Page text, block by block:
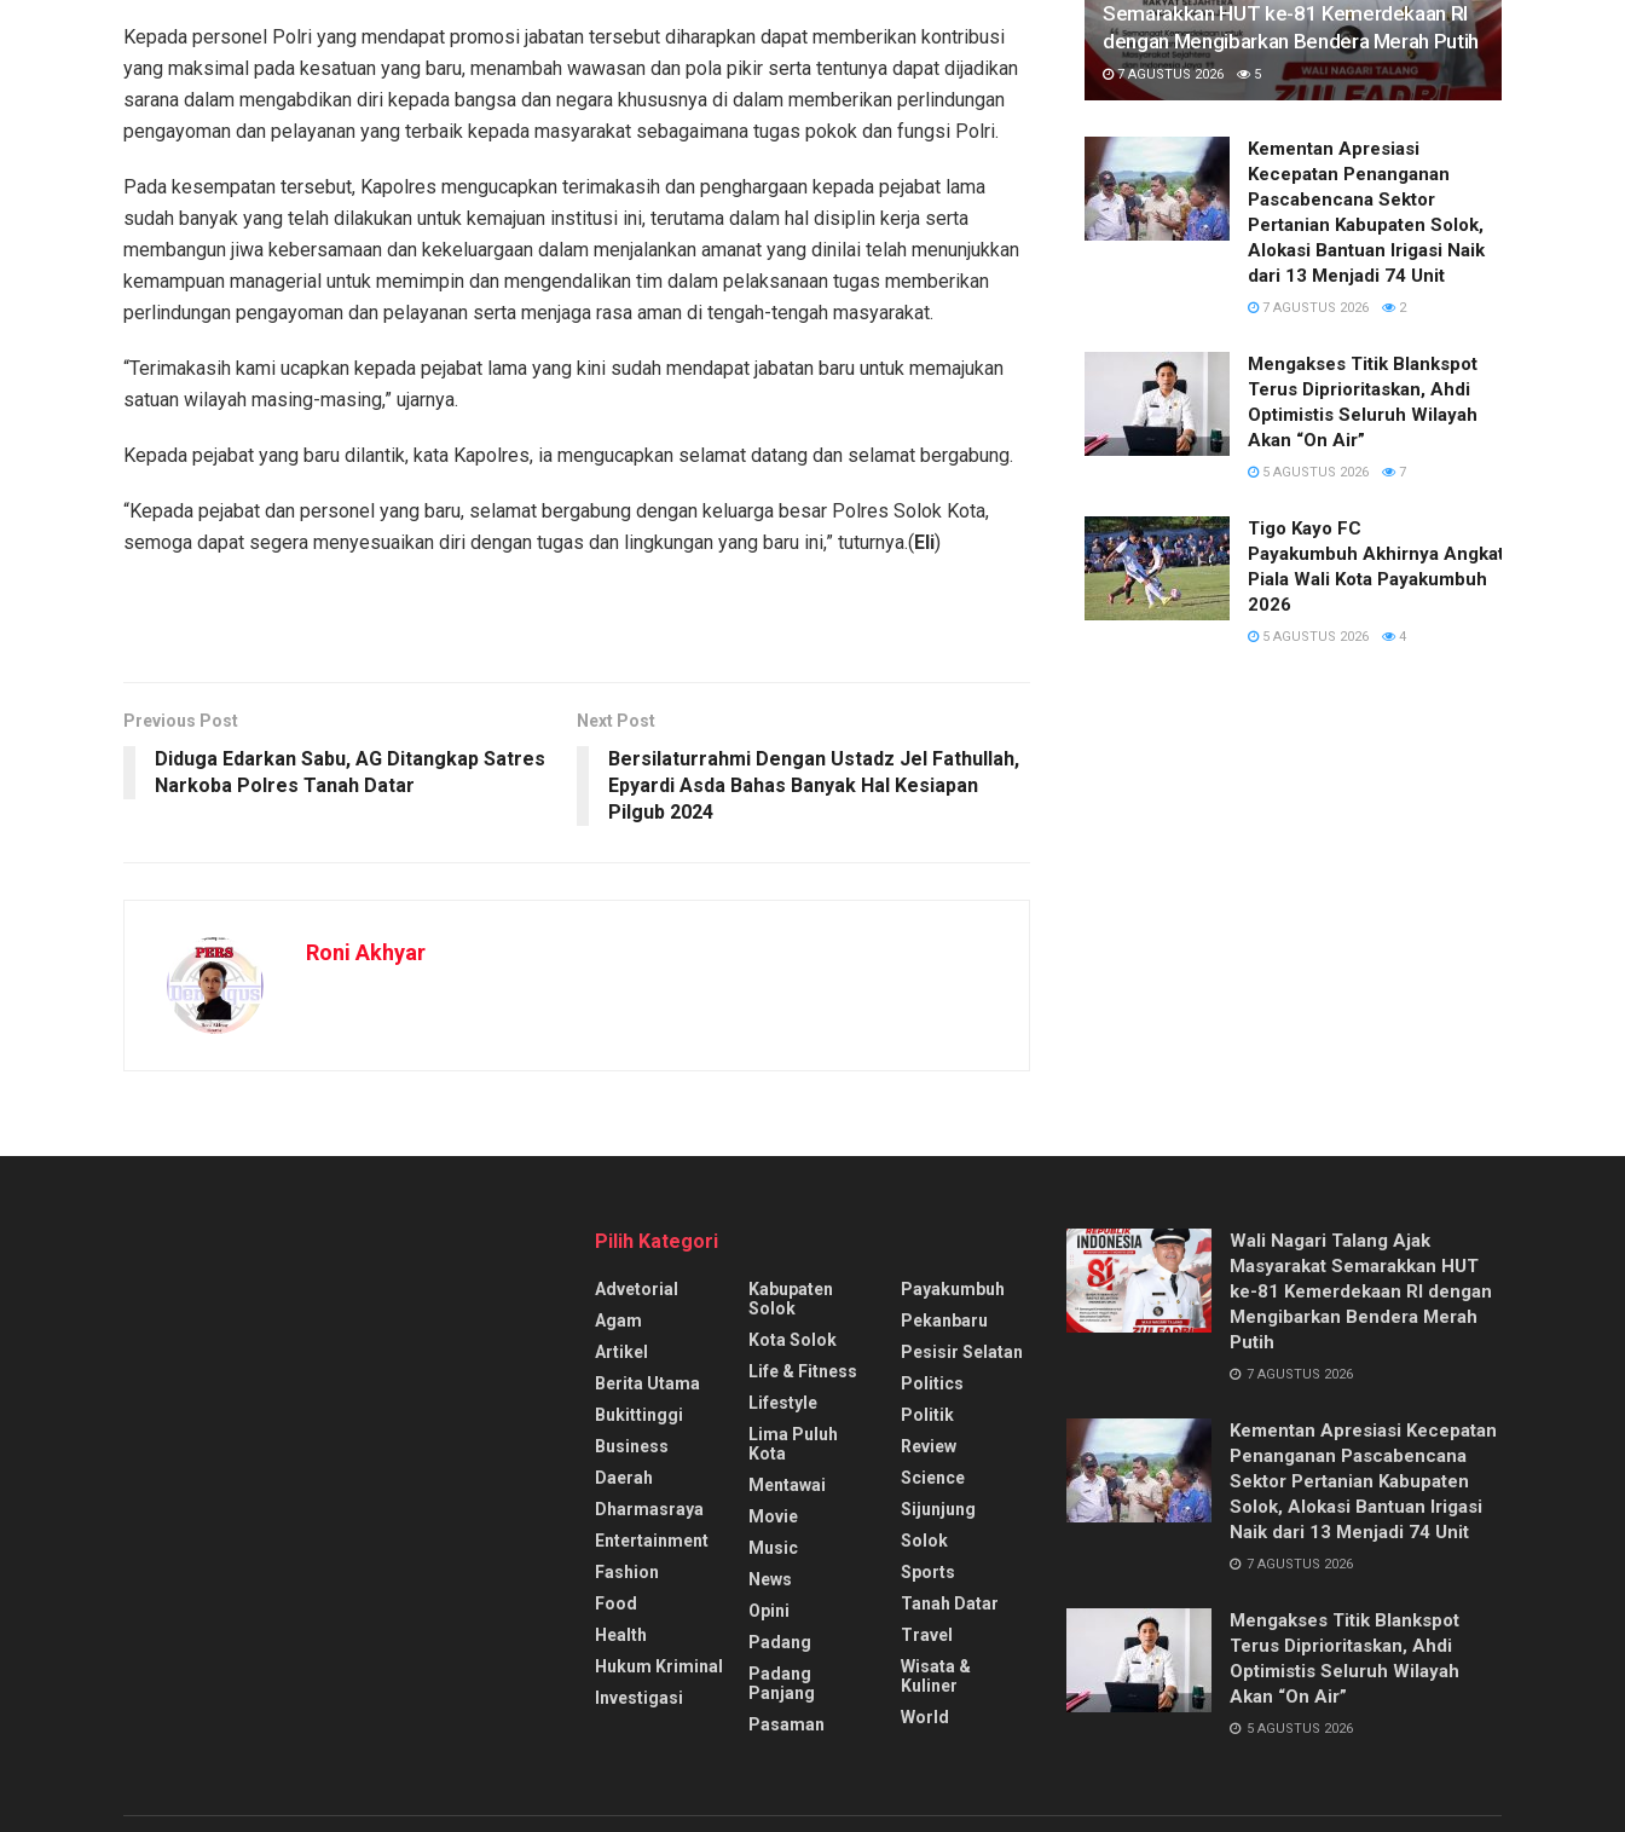
Kepada personel Polri yang mendapat promosi jabatan tersebut diharapkan dapat memberikan kontribusi
yang maksimal pada kesatuan yang baru, menambah wawasan dan pola pikir serta tentunya dapat dijadikan
sarana dalam mengabdikan diri kepada bangsa dan negara khususnya di dalam memberikan perlindungan
pengayoman dan pelayanan yang terbaik kepada masyarakat sebagaimana tugas pokok dan fungsi Polri.
Pada kesempatan tersebut, Kapolres mengucapkan terimakasih dan penghargaan kepada pejabat lama
sudah banyak yang telah dilakukan untuk kemajuan institusi ini, terutama dalam hal disiplin kerja serta
membangun jiwa kebersamaan dan kekeluargaan dalam menjalankan amanat yang dinilai telah menunjukkan
kemampuan managerial untuk memimpin dan mengendalikan tim dalam pelaksanaan tugas memberikan
perlindungan pengayoman dan pelayanan serta menjaga rasa aman di tengah-tengah masyarakat.
“Terimakasih kami ucapkan kepada pejabat lama yang kini sudah mendapat jabatan baru untuk memajukan
satuan wilayah masing-masing,” ujarnya.
Kepada pejabat yang baru dilantik, kata Kapolres, ia mengucapkan selamat datang dan selamat bergabung.
“Kepada pejabat dan personel yang baru, selamat bergabung dengan keluarga besar Polres Solok Kota,
semoga dapat segera menyesuaikan diri dengan tugas dan lingkungan yang baru ini,” tuturnya.(Eli)
Previous Post
Diduga Edarkan Sabu, AG Ditangkap Satres
Narkoba Polres Tanah Datar
Next Post
Bersilaturrahmi Dengan Ustadz Jel Fathullah,
Epyardi Asda Bahas Banyak Hal Kesiapan
Pilgub 2024
Roni Akhyar
Semarakkan HUT ke-81 Kemerdekaan RI
dengan Mengibarkan Bendera Merah Putih
7 AGUSTUS 2026 5
Kementan Apresiasi
Kecepatan Penanganan
Pascabencana Sektor
Pertanian Kabupaten Solok,
Alokasi Bantuan Irigasi Naik
dari 13 Menjadi 74 Unit
7 AGUSTUS 2026 2
Mengakses Titik Blankspot
Terus Diprioritaskan, Ahdi
Optimistis Seluruh Wilayah
Akan “On Air”
5 AGUSTUS 2026 7
Tigo Kayo FC
Payakumbuh Akhirnya Angkat Trofi
Piala Wali Kota Payakumbuh
2026
5 AGUSTUS 2026 4
Pilih Kategori
Advetorial
Agam
Artikel
Berita Utama
Bukittinggi
Business
Daerah
Dharmasraya
Entertainment
Fashion
Food
Health
Hukum Kriminal
Investigasi
Kabupaten
Solok
Kota Solok
Life & Fitness
Lifestyle
Lima Puluh
Kota
Mentawai
Movie
Music
News
Opini
Padang
Padang
Panjang
Pasaman
Payakumbuh
Pekanbaru
Pesisir Selatan
Politics
Politik
Review
Science
Sijunjung
Solok
Sports
Tanah Datar
Travel
Wisata &
Kuliner
World
Wali Nagari Talang Ajak
Masyarakat Semarakkan HUT
ke-81 Kemerdekaan RI dengan
Mengibarkan Bendera Merah
Putih
7 AGUSTUS 2026
Kementan Apresiasi Kecepatan
Penanganan Pascabencana
Sektor Pertanian Kabupaten
Solok, Alokasi Bantuan Irigasi
Naik dari 13 Menjadi 74 Unit
7 AGUSTUS 2026
Mengakses Titik Blankspot
Terus Diprioritaskan, Ahdi
Optimistis Seluruh Wilayah
Akan “On Air”
5 AGUSTUS 2026